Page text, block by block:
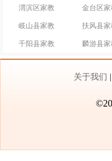
渭滨区家教 金台区家
岐山县家教 扶风县家
千阳县家教 麟游县家
关于我们